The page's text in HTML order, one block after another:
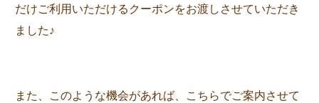
だけご利用いただけるクーポンをお渡しさせていただき
ました♪
また、このような機会があれば、こちらでご案内させて